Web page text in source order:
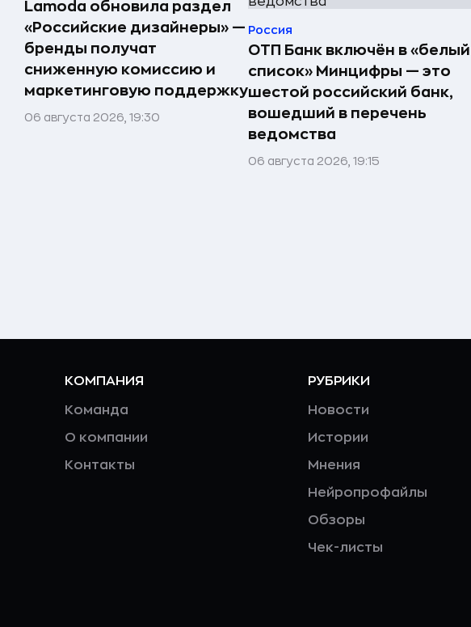
Lamoda обновила раздел
«Российские дизайнеры» —
бренды получат
сниженную комиссию и
маркетинговую поддержку
06 августа 2026, 19:30
Россия
ОТП Банк включён в «белый
список» Минцифры — это
шестой российский банк,
вошедший в перечень
ведомства
06 августа 2026, 19:15
КОМПАНИЯ
Команда
О компании
Контакты
РУБРИКИ
Новости
Истории
Мнения
Нейропрофайлы
Обзоры
Чек-листы